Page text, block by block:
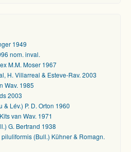
1949
nom. inval.
M.M. Moser 1967
H. Villarreal & Esteve-Rav. 2003
Wav. 1985
2003
Lév.) P. D. Orton 1960
van Wav. 1971
G. Bertrand 1938
(Bull.) Kühner & Romagn.